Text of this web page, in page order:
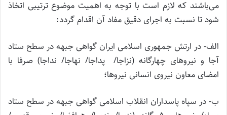
می‌باشند که لازم است با توجه به اهمیت موضوع ترتیبی اتخاذ
شود تا نسبت به اجرای دقیق مفاد آن اقدام گردد:
الف- در ارتش جمهوری اسلامی ایران گواهی جبهه در سطح ستاد
آجا و نیروهای چهارگانه (نزاجا/ پداجا/ نهاجا/ نداجا) صرفا با
امضای معاون نیروی انسانی نیروها؛
ب- در سپاه پاسداران انقلاب اسلامی گواهی جبهه در سطح ستاد